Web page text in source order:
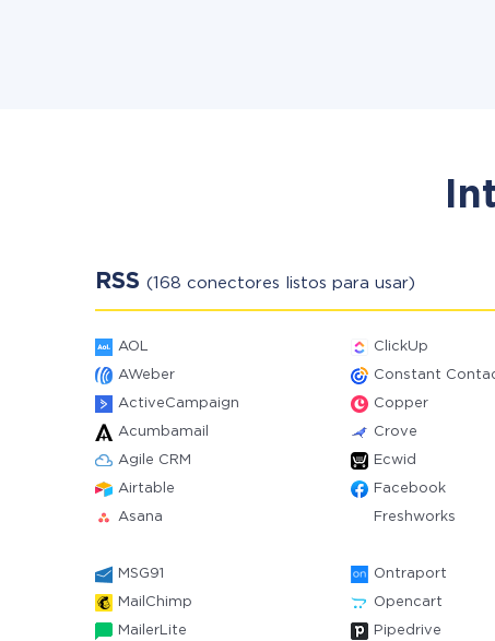
RSS (168 conectores listos para usar)
AOL ClickUp
AWeber Constant
ActiveCampaign Copper
Acumbamail Crove
Agile CRM Ecwid
Airtable Facebook
Asana Freshworks
MSG91 Ontraport
MailChimp Opencart
MailerLite Pipedrive